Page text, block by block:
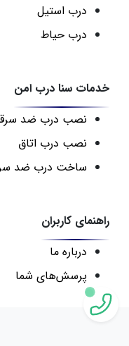
درب استیل
درب حیاط
خدمات سنا درب امن
نصب درب ضد
نصب درب اتاق
ساخت درب ضد
راهنمای کاربران
درباره ما
پرسش‌های شما